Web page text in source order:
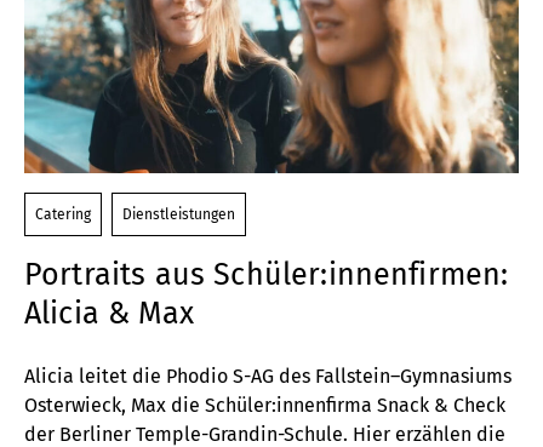
Catering Dienstleistungen
Portraits aus Schüler:innenfirmen:
Alicia & Max
Alicia leitet die Phodio S-AG des Fallstein–Gymnasiums
Osterwieck, Max die Schüler:innenfirma Snack & Check
der Berliner Temple-Grandin-Schule. Hier erzählen die